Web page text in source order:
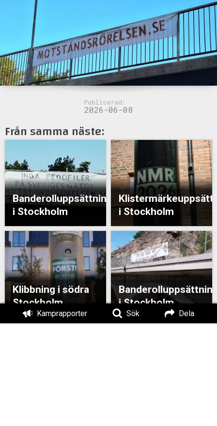
Kamprapporter Sök Dela
Publicerad:
2026-06-08
Från samma näste:
Banderolluppsättning
i Stockholm
i Stockholm
Klibbning i södra
Stockholm
i Stockholm